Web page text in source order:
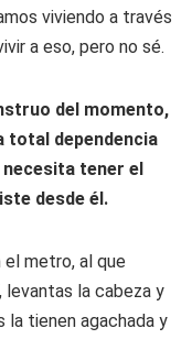
viviendo a través
a eso, pero no sé.
del momento,
total dependencia
necesita tener el
desde él.
el metro, al que
la cabeza y
la tienen agachada y